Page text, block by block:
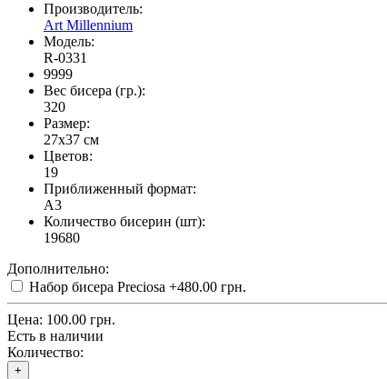
Производитель:
Art Millennium
Модель:
R-0331
9999
Вес бисера (гр.):
320
Размер:
27x37 см
Цветов:
19
Приближенный формат:
A3
Количество бисерин (шт):
19680
Дополнительно:
Набор бисера Preciosa +480.00 грн.
Цена: 100.00 грн.
Есть в наличии
Количество:
+